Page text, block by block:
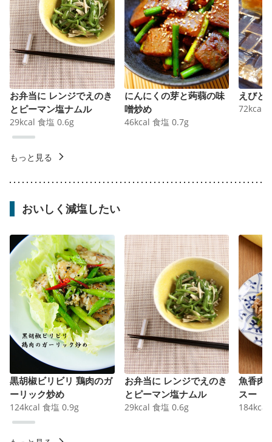
お弁当に レンジでえのき
とピーマン塩ナムル
29kcal 食塩 0.6g
にんにくの芽と蒟蒻の味
噌炒め
46kcal 食塩 0.7g
えびと
72kcal
もっと見る
おいしく減塩したい
黒胡椒ビリビリ 鶏肉のガ
ーリック炒め
124kcal 食塩 0.9g
お弁当に レンジでえのき
とピーマン塩ナムル
29kcal 食塩 0.6g
魚香肉
スー
184kcal